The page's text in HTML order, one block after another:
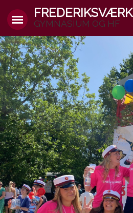
FREDERIKSVÆRK
GYMNASIUM OG HF